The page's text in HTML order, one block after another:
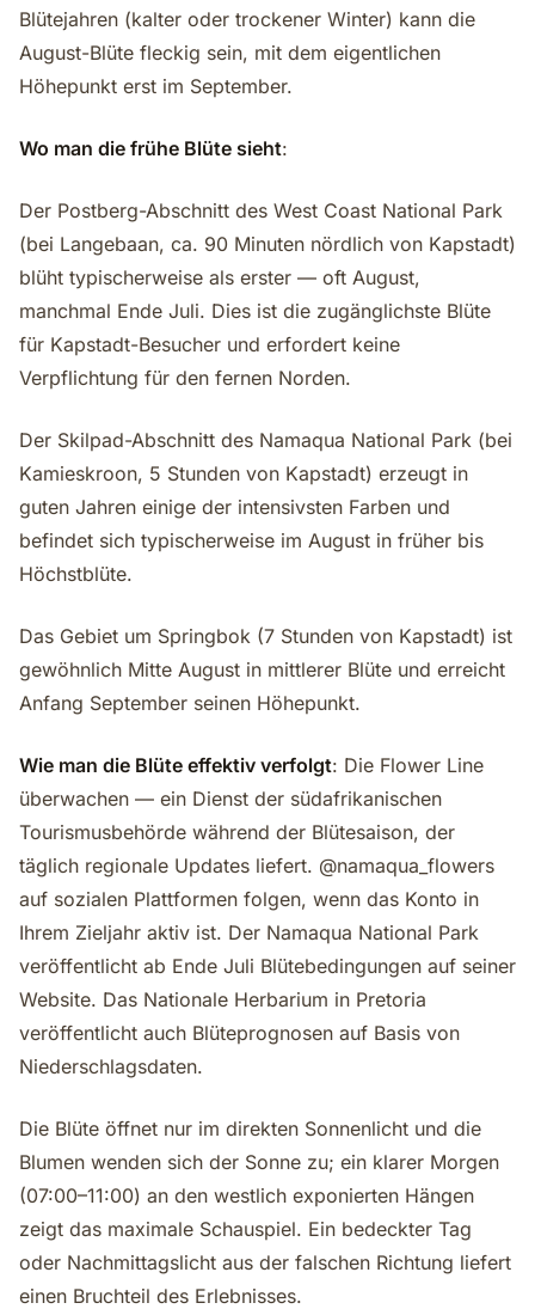
Blütejahren (kalter oder trockener Winter) kann die
August-Blüte fleckig sein, mit dem eigentlichen
Höhepunkt erst im September.
Wo man die frühe Blüte sieht:
Der Postberg-Abschnitt des West Coast National Park
(bei Langebaan, ca. 90 Minuten nördlich von Kapstadt)
blüht typischerweise als erster — oft August,
manchmal Ende Juli. Dies ist die zugänglichste Blüte
für Kapstadt-Besucher und erfordert keine
Verpflichtung für den fernen Norden.
Der Skilpad-Abschnitt des Namaqua National Park (bei
Kamieskroon, 5 Stunden von Kapstadt) erzeugt in
guten Jahren einige der intensivsten Farben und
befindet sich typischerweise im August in früher bis
Höchstblüte.
Das Gebiet um Springbok (7 Stunden von Kapstadt) ist
gewöhnlich Mitte August in mittlerer Blüte und erreicht
Anfang September seinen Höhepunkt.
Wie man die Blüte effektiv verfolgt: Die Flower Line
überwachen — ein Dienst der südafrikanischen
Tourismusbehörde während der Blütesaison, der
täglich regionale Updates liefert. @namaqua_flowers
auf sozialen Plattformen folgen, wenn das Konto in
Ihrem Zieljahr aktiv ist. Der Namaqua National Park
veröffentlicht ab Ende Juli Blütebedingungen auf seiner
Website. Das Nationale Herbarium in Pretoria
veröffentlicht auch Blüteprognosen auf Basis von
Niederschlagsdaten.
Die Blüte öffnet nur im direkten Sonnenlicht und die
Blumen wenden sich der Sonne zu; ein klarer Morgen
(07:00–11:00) an den westlich exponierten Hängen
zeigt das maximale Schauspiel. Ein bedeckter Tag
oder Nachmittagslicht aus der falschen Richtung liefert
einen Bruchteil des Erlebnisses.